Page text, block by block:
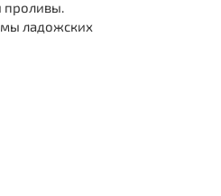
проливы.
ладожских